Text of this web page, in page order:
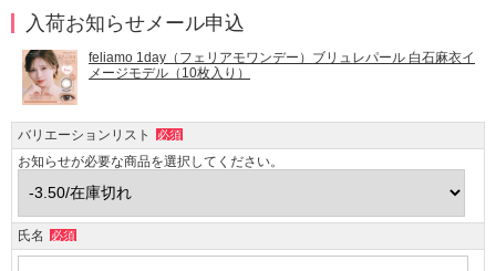
g
o
入荷お知らせメール申込
feliamo 1day（フェリアモワンデー）ブリュレパール 白石麻衣イ
メージモデル（10枚入り）
バリエーションリスト 必須
お知らせが必要な商品を選択してください。
氏名 必須